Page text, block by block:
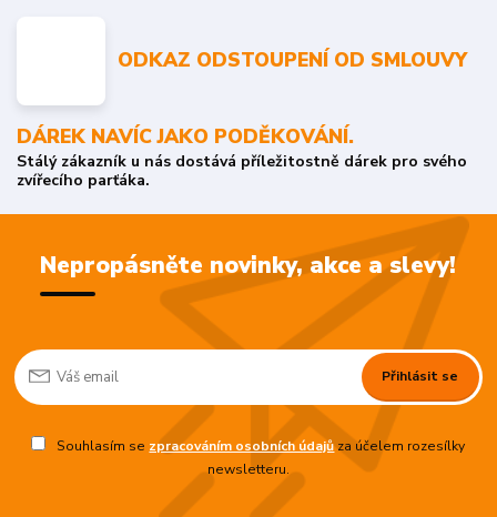
ODKAZ ODSTOUPENÍ OD SMLOUVY
DÁREK NAVÍC JAKO PODĚKOVÁNÍ.
Stálý zákazník u nás dostává příležitostně dárek pro svého
zvířecího parťáka.
Nepropásněte novinky, akce a slevy!
Přihlásit se
Souhlasím se zpracováním osobních údajůza účelem rozesílky
newsletteru.